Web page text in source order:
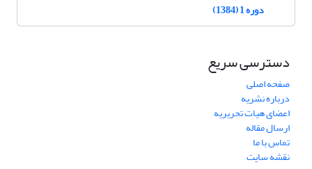
دوره 1 (1384)
دسترسی سریع
صفحه اصلی
درباره نشریه
اعضای هیات تحریریه
ارسال مقاله
تماس با ما
نقشه سایت